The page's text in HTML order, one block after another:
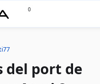
0
del port de